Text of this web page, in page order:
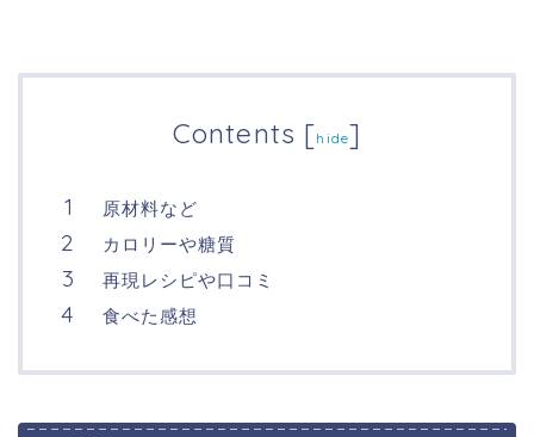
Contents [hide]
原材料など
カロリーや糖質
再現レシピや口コミ
食べた感想